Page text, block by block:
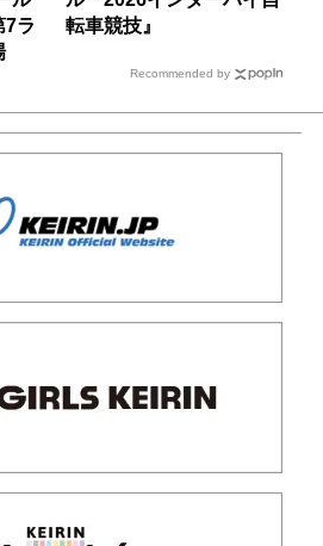
7ラ
転車競技』
Recommended by